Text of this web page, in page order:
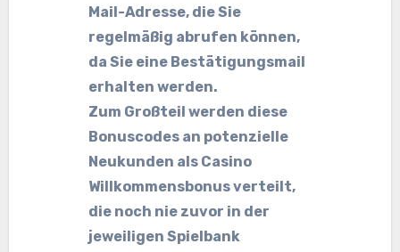
Mail-Adresse, die Sie
regelmäßig abrufen können,
da Sie eine Bestätigungsmail
erhalten werden.
Zum Großteil werden diese
Bonuscodes an potenzielle
Neukunden als Casino
Willkommensbonus verteilt,
die noch nie zuvor in der
jeweiligen Spielbank